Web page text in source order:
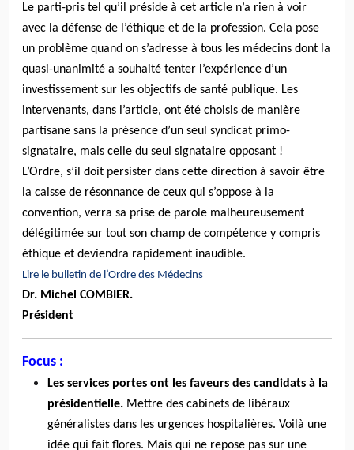
Le parti-pris tel qu’il préside à cet article n’a rien à voir
avec la défense de l’éthique et de la profession. Cela pose
un problème quand on s’adresse à tous les médecins dont la
quasi-unanimité a souhaité tenter l’expérience d’un
investissement sur les objectifs de santé publique. Les
intervenants, dans l’article, ont été choisis de manière
partisane sans la présence d’un seul syndicat primo-
signataire, mais celle du seul signataire opposant !
L’Ordre, s’il doit persister dans cette direction à savoir être
la caisse de résonnance de ceux qui s’oppose à la
convention, verra sa prise de parole malheureusement
délégitimée sur tout son champ de compétence y compris
éthique et deviendra rapidement inaudible.
Lire le bulletin de l’Ordre des Médecins
Dr. Michel COMBIER.
Président
Focus :
Les services portes ont les faveurs des candidats à la
présidentielle. Mettre des cabinets de libéraux
généralistes dans les urgences hospitalières. Voilà une
idée qui fait flores. Mais qui ne repose pas sur une